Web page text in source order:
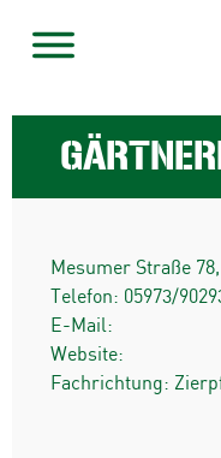
Mesumer Straße 78,
Telefon: 05973/
E-Mail:
Website:
Fachrichtung: